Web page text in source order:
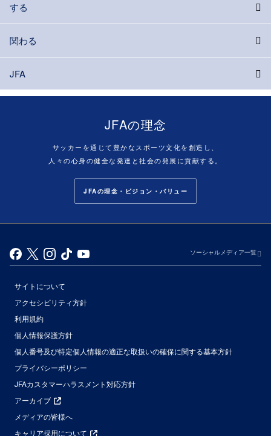
する
関わる
JFA
JFAの理念
サッカーを通じて豊かなスポーツ文化を創造し、
人々の心身の健全な発達と社会の発展に貢献する。
JFAの理念・ビジョン・バリュー
ソーシャルメディア一覧
サイトについて
アクセシビリティ方針
利用規約
個人情報保護方針
個人番号及び特定個人情報の適正な取扱いの確保に関する基本方針
プライバシーポリシー
JFAカスタマーハラスメント対応方針
アーカイブ
メディアの皆様へ
キャリア採用について